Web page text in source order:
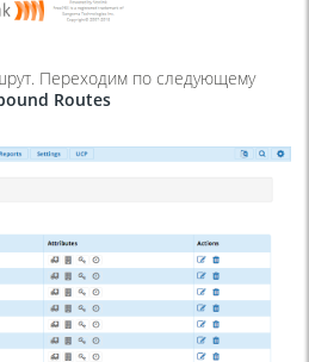
Переходим по следующему
Routes